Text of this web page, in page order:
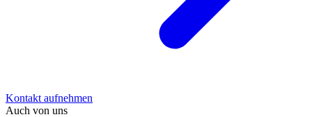
Kontakt aufnehmen
Auch von uns